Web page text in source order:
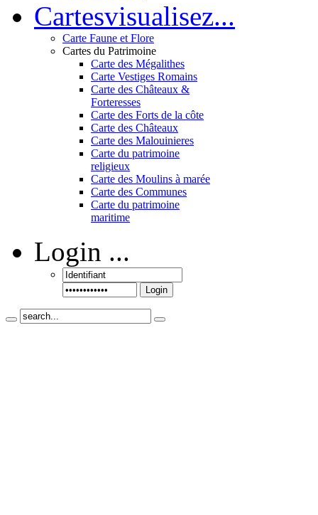
Cartesvisualisez...
Carte Faune et Flore
Cartes du Patrimoine
Carte des Mégalithes
Carte Vestiges Romains
Carte des Châteaux &
Forteresses
Carte des Forts de la côte
Carte des Châteaux
Carte des Malouinieres
Carte du patrimoine
religieux
Carte des Moulins à marée
Carte des Communes
Carte du patrimoine
maritime
Login ...
Login